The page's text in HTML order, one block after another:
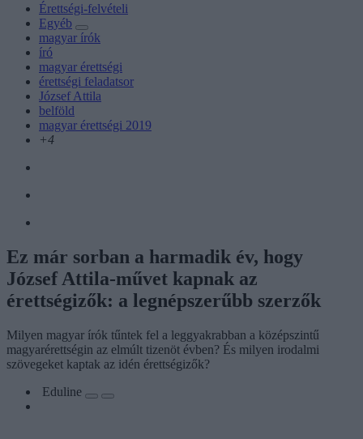
Érettségi-felvételi
Egyéb
magyar írók
író
magyar érettségi
érettségi feladatsor
József Attila
belföld
magyar érettségi 2019
+4
Ez már sorban a harmadik év, hogy
József Attila-művet kapnak az
érettségizők: a legnépszerűbb szerzők
Milyen magyar írók tűntek fel a leggyakrabban a középszintű
magyarérettségin az elmúlt tizenöt évben? És milyen irodalmi
szövegeket kaptak az idén érettségizők?
Eduline